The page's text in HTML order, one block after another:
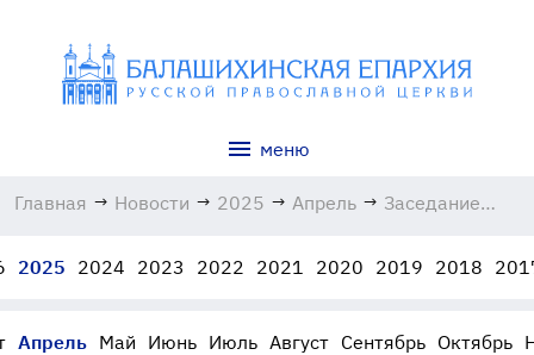
меню
Главная → Новости → 2025 → Апрель → Заседание
01.04.2025
2025 2024 2023 2022 2021 2020 2019 2018
Апрель Май Июнь Июль Август Сентябрь Октябрь